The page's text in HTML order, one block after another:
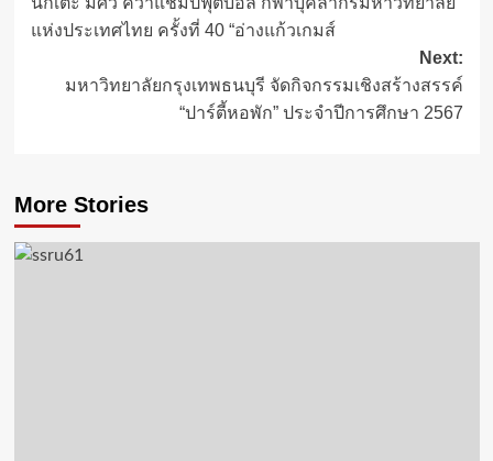
navigation
แห่งประเทศไทย ครั้งที่ 40 “อ่างแก้วเกมส์
Next:
มหาวิทยาลัยกรุงเทพธนบุรี จัดกิจกรรมเชิงสร้างสรรค์
“ปาร์ตี้หอพัก” ประจำปีการศึกษา 2567
More Stories